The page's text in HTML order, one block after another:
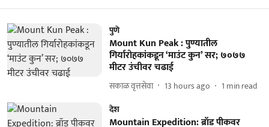
पुणे
Mount Kun Peak : पुण्यातील
गिर्यारोहकांकडून ‘माउंट कुन’ सर; ७०७७
मीटर उंचीवर चढाई
सकाळ वृत्तसेवा 13 hours ago 1 min read
देश
Mountain Expedition: ब्रॉड पीकवर